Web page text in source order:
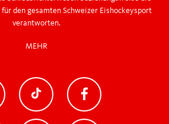
den gesamten Schweizer Eishockeysport
verantworten.
MEHR